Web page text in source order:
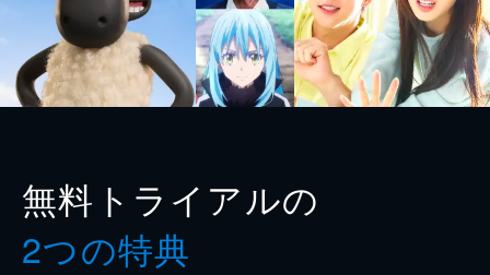
無料トライアルの
2つの特典